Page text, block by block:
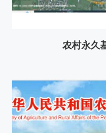
农村永久